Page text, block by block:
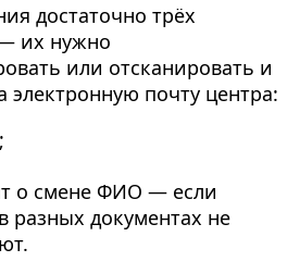
достаточно трёх
их нужно
или отсканировать и
электронную почту центра:
о смене ФИО — если
разных документах не